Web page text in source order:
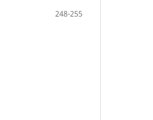
248-255